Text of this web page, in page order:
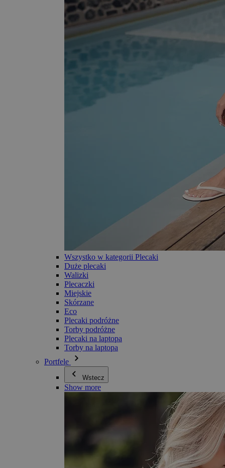
Wszystko w kategorii Plecaki
Duże plecaki
Walizki
Plecaczki
Miejskie
Skórzane
Eco
Plecaki podróżne
Torby podróżne
Plecaki na laptopa
Torby na laptopa
Portfele
Wstecz
Show more